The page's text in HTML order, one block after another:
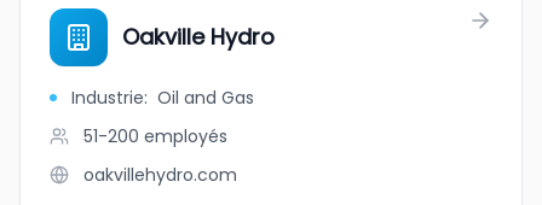
Oakville Hydro
Industrie: Oil and Gas
51-200 employés
oakvillehydro.com